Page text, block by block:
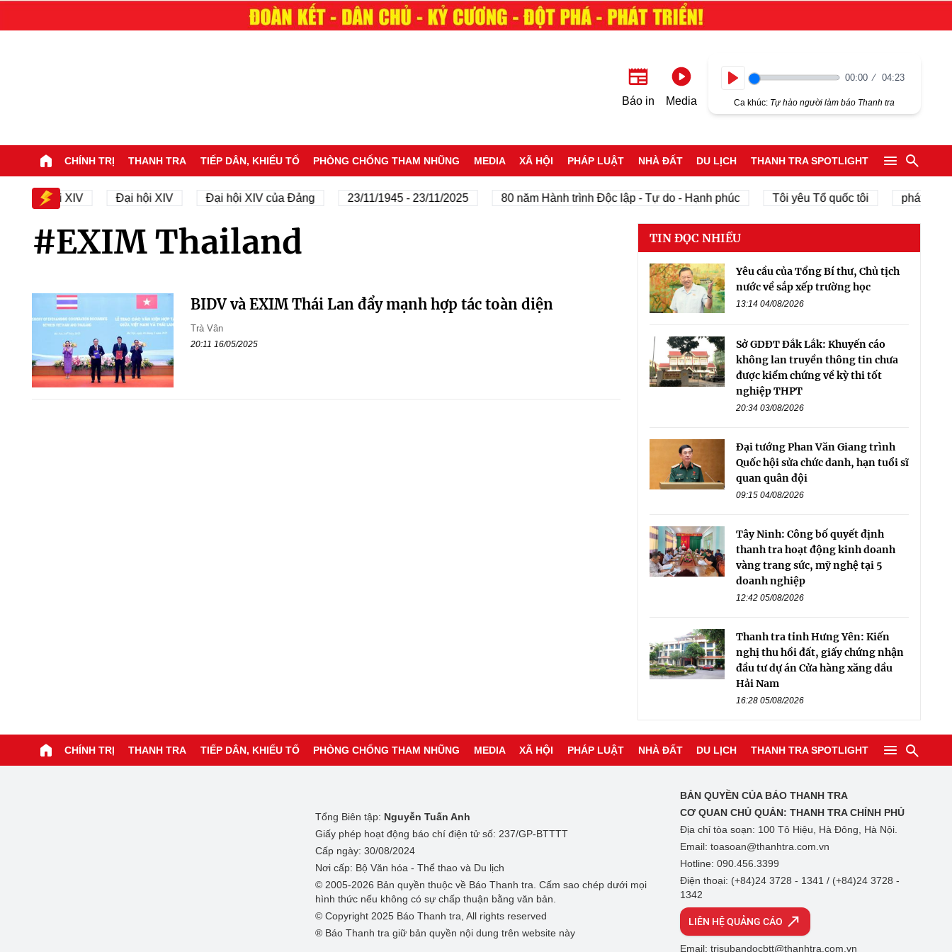
Báo in Media
00:00 04:23
Ca khúc: Tự hào người làm báo Thanh tra
CHÍNH TRỊ THANH TRA TIẾP DÂN, KHIẾU TỐ PHÒNG CHỐNG THAM NHŨNG MEDIA XÃ HỘI PHÁP LUẬT NHÀ ĐẤT DU LỊCH THANH TRA SPOTLIGHT
sự Đại hội XIV Đại hội XIV Đại hội XIV của Đảng 23/11/1945 - 23/11/2025 80 năm Hành trình Độc lập - Tự do - Hạnh phúc Tôi yêu Tổ quốc tôi phát triển
#EXIM Thailand
BIDV và EXIM Thái Lan đẩy mạnh hợp tác toàn diện
Trà Vân
20:11 16/05/2025
TIN ĐỌC NHIỀU
Yêu cầu của Tổng Bí thư, Chủ tịch
nước về sắp xếp trường học
13:14 04/08/2026
Sở GDĐT Đắk Lắk: Khuyến cáo
không lan truyền thông tin chưa
được kiểm chứng về kỳ thi tốt
nghiệp THPT
20:34 03/08/2026
Đại tướng Phan Văn Giang trình
Quốc hội sửa chức danh, hạn tuổi sĩ
quan quân đội
09:15 04/08/2026
Tây Ninh: Công bố quyết định
thanh tra hoạt động kinh doanh
vàng trang sức, mỹ nghệ tại 5
doanh nghiệp
12:42 05/08/2026
Thanh tra tỉnh Hưng Yên: Kiến
nghị thu hồi đất, giấy chứng nhận
đầu tư dự án Cửa hàng xăng dầu
Hải Nam
16:28 05/08/2026
CHÍNH TRỊ THANH TRA TIẾP DÂN, KHIẾU TỐ PHÒNG CHỐNG THAM NHŨNG MEDIA XÃ HỘI PHÁP LUẬT NHÀ ĐẤT DU LỊCH THANH TRA SPOTLIGHT
Tổng Biên tập: Nguyễn Tuấn Anh
Giấy phép hoạt động báo chí điện tử số: 237/GP-BTTTT
Cấp ngày: 30/08/2024
Nơi cấp: Bộ Văn hóa - Thể thao và Du lịch
© 2005-2026 Bản quyền thuộc về Báo Thanh tra. Cấm sao chép dưới mọi
hình thức nếu không có sự chấp thuận bằng văn bản.
© Copyright 2025 Báo Thanh tra, All rights reserved
® Báo Thanh tra giữ bản quyền nội dung trên website này
BẢN QUYỀN CỦA BÁO THANH TRA
CƠ QUAN CHỦ QUẢN: THANH TRA CHÍNH PHỦ
Địa chỉ tòa soạn: 100 Tô Hiệu, Hà Đông, Hà Nội.
Email: toasoan@thanhtra.com.vn
Hotline: 090.456.3399
Điện thoại: (+84)24 3728 - 1341 / (+84)24 3728 -
1342
LIÊN HỆ QUẢNG CÁO
Email: trisubandocbtt@thanhtra.com.vn